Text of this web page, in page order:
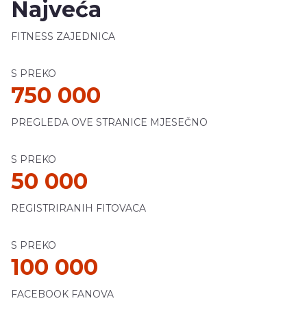
Najveća
FITNESS ZAJEDNICA
S PREKO
750 000
PREGLEDA OVE STRANICE MJESEČNO
S PREKO
50 000
REGISTRIRANIH FITOVACA
S PREKO
100 000
FACEBOOK FANOVA